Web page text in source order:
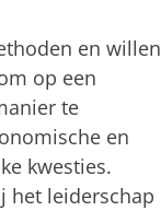
en willen
op een
te
en
kwesties.
het leiderschap